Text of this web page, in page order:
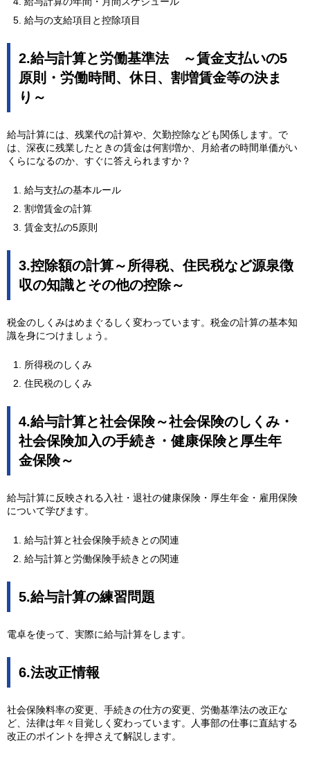
給与の支給項目と控除項目
2.給与計算と労働基準法 ～賃金支払いの5
原則・労働時間、休日、割増賃金等の決ま
り～
給与計算には、残業代の計算や、欠勤控除なども関係します。で
は、深夜に残業したときの賃金は何割増か、月給者の時間単価がい
くらになるのか、すぐに答えられますか？
給与支払の基本ルール
割増賃金の計算
賃金支払の5原則
3.控除額の計算～所得税、住民税など源泉徴
収の知識とその他の控除～
税金のしくみはめまぐるしく変わっています。税金の計算の基本知
識を身につけましょう。
所得税のしくみ
住民税のしくみ
4.給与計算と社会保険～社会保険のしくみ・
社会保険加入の手続き・健康保険と厚生年
金保険～
給与計算に反映される入社・退社の健康保険・厚生年金・雇用保険
について学びます。
給与計算と社会保険手続きとの関連
給与計算と労働保険手続きとの関連
5.給与計算の練習問題
電卓を使って、実際に給与計算をします。
6.法改正情報
社会保険料率の変更、手続きの仕方の変更、労働基準法の改正な
ど、法律は年々目覚しく変わっています。人事部の仕事に直結する
改正のポイントを押さえて解説します。